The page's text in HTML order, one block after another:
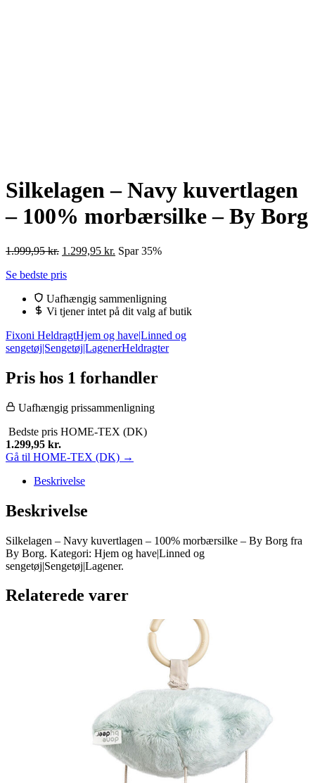
Silkelagen – Navy kuvertlagen
– 100% morbærsilke – By Borg
1.999,95kr. Den
pris
1.999,95 kr..
1.299,95 kr. Den
1.299,95 kr..
Spar 35%
Se bedste pris
Uafhængig sammenligning
Vi tjener intet på dit valg af butik
Fixoni HeldragtHjem og have|Linned og
sengetøj|Sengetøj|LagenerHeldragter
Pris hos 1 forhandler
Uafhængig prissammenligning
Bedste pris HOME-TEX (DK)
1.299,95 kr.
Gå til HOME-TEX (DK) →
Beskrivelse
Beskrivelse
Silkelagen – Navy kuvertlagen – 100% morbærsilke – By Borg fra
By Borg. Kategori: Hjem og have|Linned og
sengetøj|Sengetøj|Lagener.
Relaterede varer